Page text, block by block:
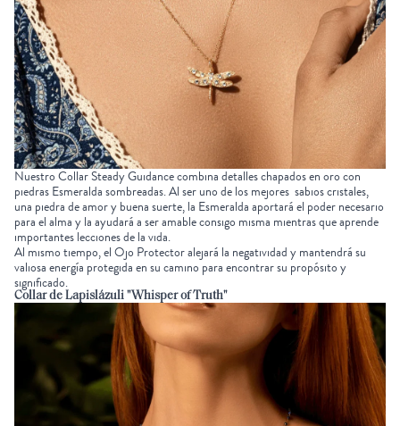
NuestroCollar Steady Guidancecombina detalles chapados en oro con
piedras Esmeralda sombreadas. Al ser uno de los mejores sabios cristales,
una piedra de amor y buena suerte, la Esmeralda aportará el poder necesario
para el alma y la ayudará a ser amable consigo misma mientras que aprende
importantes lecciones de la vida.
Al mismo tiempo, elOjo Protectoralejará la negatividad y mantendrá su
valiosa energía protegida en su camino para encontrar su propósito y
significado.
Collar de Lapislázuli "Whisper of Truth"